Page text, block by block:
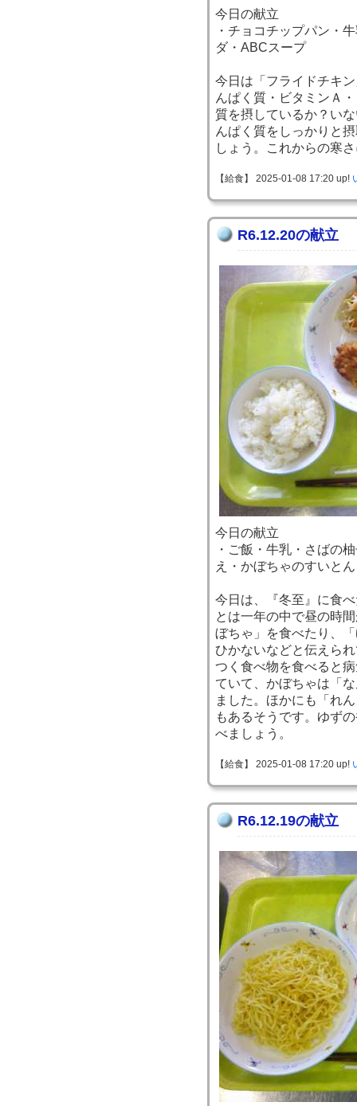
今日の献立
・チョコチップパン・
ダ・ABCスープ
今日は「フライドチキ
んぱく質・ビタミンＡ
質を摂しているか？い
んぱく質をしっかりと
しょう。これからの寒
【給食】 2025-01-08 17:20 up!
R6.12.20の献立
今日の献立
・ご飯・牛乳・さばの
え・かぼちゃのすいとん
今日は、『冬至』に食
とは一年の中で昼の時
ぼちゃ」を食べたり、
ひかないなどと伝えら
つく食べ物を食べると
ていて、かぼちゃは「
ました。ほかにも「れ
もあるそうです。ゆず
べましょう。
【給食】 2025-01-08 17:20 up!
R6.12.19の献立